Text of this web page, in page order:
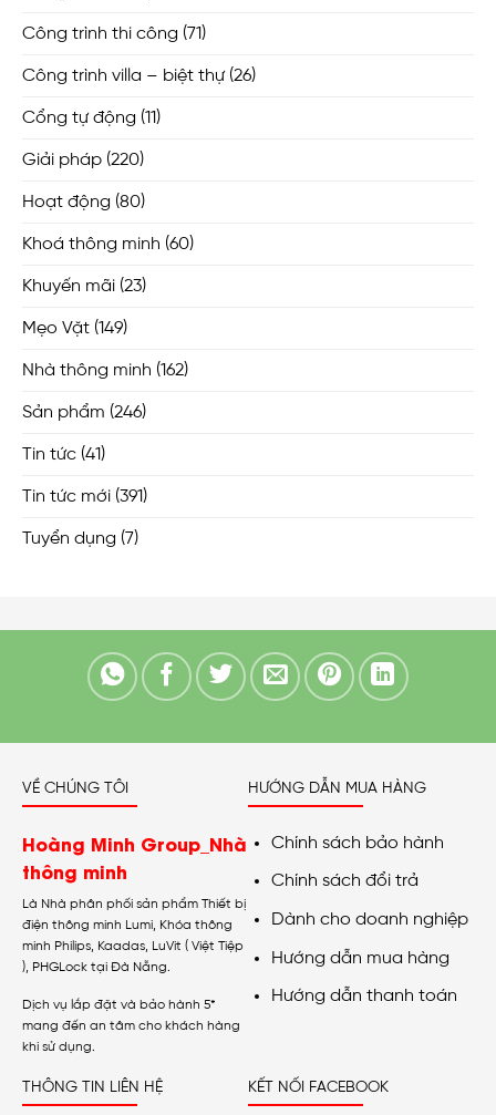
Công trình thi công (71)
Công trình villa – biệt thự(26)
Cổng tự động (11)
Giải pháp (220)
Hoạt động (80)
Khoá thông minh (60)
Khuyến mãi (23)
Mẹo Vặt (149)
Nhà thông minh (162)
Sản phẩm (246)
Tin tức (41)
Tin tức mới (391)
Tuyển dụng (7)
VỀ CHÚNG TÔI
Hoàng Minh Group_Nhà
thông minh
Là Nhà phân phối sản phẩm Thiết bị
điện thông minh Lumi, Khóa thông
minh Philips, Kaadas, LuVit ( Việt Tiệp
), PHGLock tại Đà Nẵng.
Dịch vụ lắp đặt và bảo hành 5*
mang đến an tâm cho khách hàng
khi sử dụng.
HƯỚNG DẪN MUA HÀNG
Chính sách bảo hành
Chính sách đổi trả
Dành cho doanh nghiệp
Hướng dẫn mua hàng
Hướng dẫn thanh toán
THÔNG TIN LIÊN HỆ KẾT NỐI FACEBOOK